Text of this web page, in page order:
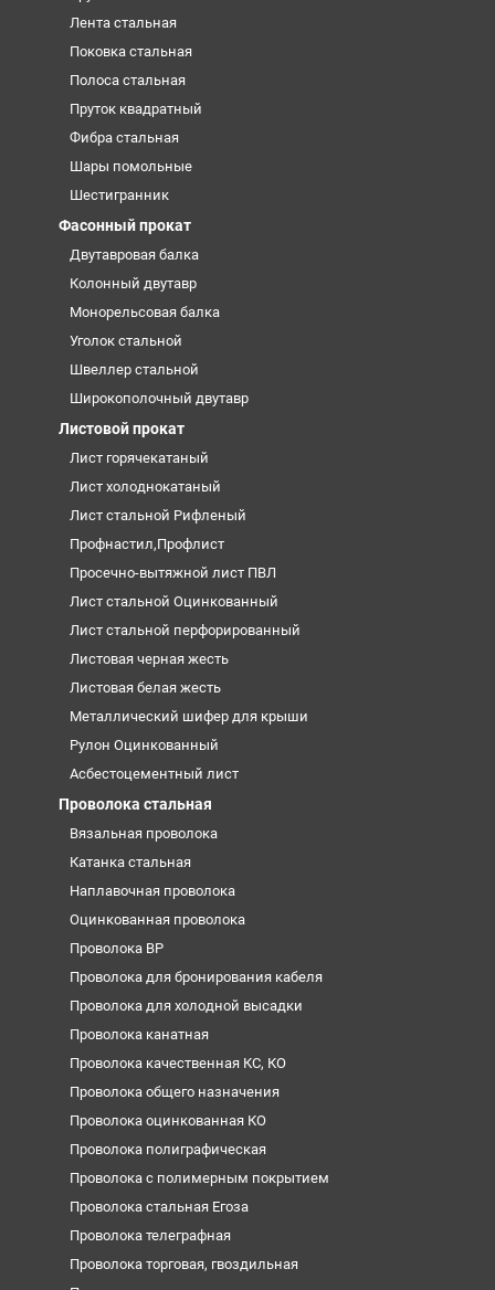
Лента стальная
Поковка стальная
Полоса стальная
Пруток квадратный
Фибра стальная
Шары помольные
Шестигранник
Фасонный прокат
Двутавровая балка
Колонный двутавр
Монорельсовая балка
Уголок стальной
Швеллер стальной
Широкополочный двутавр
Листовой прокат
Лист горячекатаный
Лист холоднокатаный
Лист стальной Рифленый
Профнастил,Профлист
Просечно-вытяжной лист ПВЛ
Лист стальной Оцинкованный
Лист стальной перфорированный
Листовая черная жесть
Листовая белая жесть
Металлический шифер для крыши
Рулон Оцинкованный
Асбестоцементный лист
Проволока стальная
Вязальная проволока
Катанка стальная
Наплавочная проволока
Оцинкованная проволока
Проволока ВР
Проволока для бронирования кабеля
Проволока для холодной высадки
Проволока канатная
Проволока качественная КС, КО
Проволока общего назначения
Проволока оцинкованная КО
Проволока полиграфическая
Проволока с полимерным покрытием
Проволока стальная Егоза
Проволока телеграфная
Проволока торговая, гвоздильная